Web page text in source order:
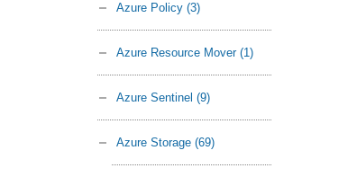
Azure Policy (3)
Azure Resource Mover (1)
Azure Sentinel (9)
Azure Storage (69)